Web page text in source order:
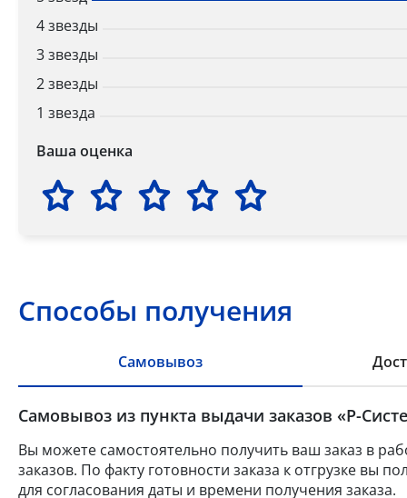
4 звезды
3 звезды
2 звезды
1 звезда
Ваша оценка
Способы получения
Самовывоз
Самовывоз из пункта выдачи заказов «Р-
Вы можете самостоятельно получить ваш заказ в
заказов. По факту готовности заказа к отгрузке вы
для согласования даты и времени получения заказа.